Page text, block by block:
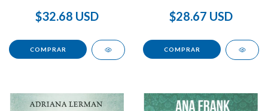
$32.68 USD $28.67 USD